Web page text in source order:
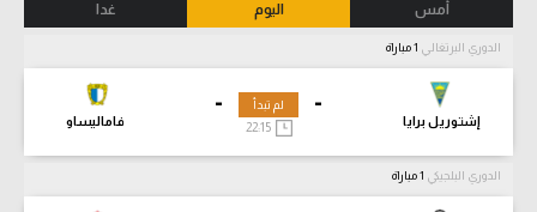
أمس اليوم غدا
الدوري البرتغالي
-
إشتوريل برايا
-
فاماليساو
لم تبدأ
22:15
الدوري البلجيكي